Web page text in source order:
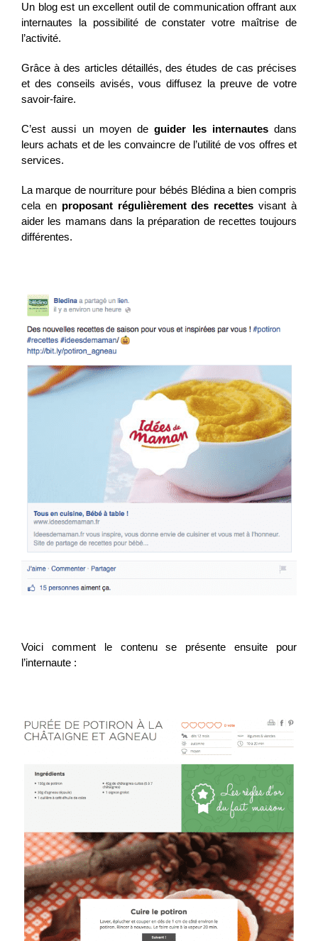
Un blog est un excellent outil de communication offrant aux
internautes la possibilité de constater votre maîtrise de
l’activité.
Grâce à des articles détaillés, des études de cas précises
et des conseils avisés, vous diffusez la preuve de votre
savoir-faire.
C’est aussi un moyen deguider les internautesdans
leurs achats et de les convaincre de l’utilité de vos offres et
services.
La marque de nourriture pour bébés Blédina a bien compris
cela en proposant régulièrement des recettes visant à
aider les mamans dans la préparation de recettes toujours
différentes.
Voici comment le contenu se présente ensuite pour
l’internaute :